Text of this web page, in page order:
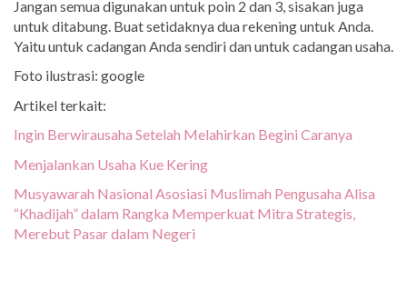
Jangan semua digunakan untuk poin 2 dan 3, sisakan juga
untuk ditabung. Buat setidaknya dua rekening untuk Anda.
Yaitu untuk cadangan Anda sendiri dan untuk cadangan usaha.
Foto ilustrasi: google
Artikel terkait:
Ingin Berwirausaha Setelah Melahirkan Begini Caranya
Menjalankan Usaha Kue Kering
Musyawarah Nasional Asosiasi Muslimah Pengusaha Alisa
“Khadijah” dalam Rangka Memperkuat Mitra Strategis,
Merebut Pasar dalam Negeri